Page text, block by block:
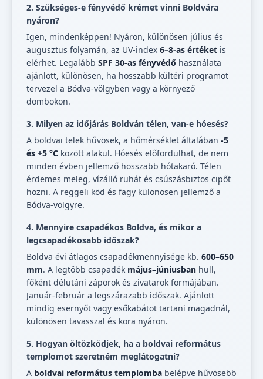
2. Szükséges-e fényvédő krémet vinni Boldvára
nyáron?
Igen, mindenképpen! Nyáron, különösen július és
augusztus folyamán, az UV-index 6–8-as értéket is
elérhet. Legalább SPF 30-as fényvédő használata
ajánlott, különösen, ha hosszabb kültéri programot
tervezel a Bódva-völgyben vagy a környező
dombokon.
3. Milyen az időjárás Boldván télen, van-e hóesés?
A boldvai telek hűvösek, a hőmérséklet általában -5
és +5 °C között alakul. Hóesés előfordulhat, de nem
minden évben jellemző hosszabb hótakaró. Télen
érdemes meleg, vízálló ruhát és csúszásbiztos cipőt
hozni. A reggeli köd és fagy különösen jellemző a
Bódva-völgyre.
4. Mennyire csapadékos Boldva, és mikor a
legcsapadékosabb időszak?
Boldva évi átlagos csapadékmennyisége kb. 600–650
mm. A legtöbb csapadék május–júniusban hull,
főként délutáni záporok és zivatarok formájában.
Január-február a legszárazabb időszak. Ajánlott
mindig esernyőt vagy esőkabátot tartani magadnál,
különösen tavasszal és kora nyáron.
5. Hogyan öltözködjek, ha a boldvai református
templomot szeretném meglátogatni?
A boldvai református templomba belépve hűvösebb